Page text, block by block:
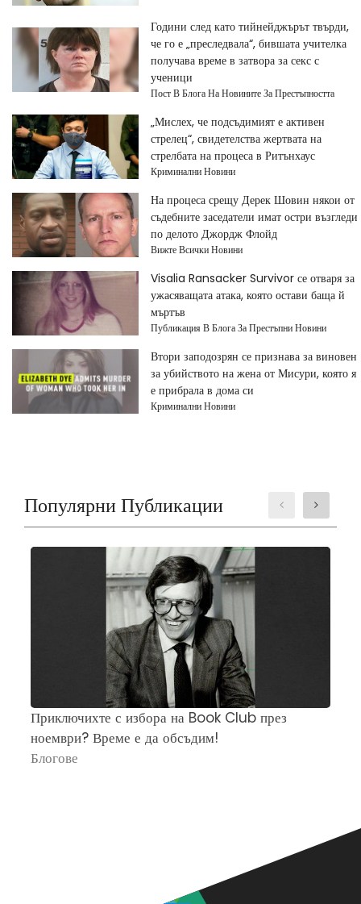
Години след като тийнейджърът твърди,
че го е „преследвала“, бившата учителка
получава време в затвора за секс с
ученици
Пост В Блога На Новините За Престъпността
„Мислех, че подсъдимият е активен
стрелец“, свидетелства жертвата на
стрелбата на процеса в Ритънхаус
Криминални Новини
На процеса срещу Дерек Шовин някои от
съдебните заседатели имат остри възгледи
по делото Джордж Флойд
Вижте Всички Новини
Visalia Ransacker Survivor се отваря за
ужасяващата атака, която остави баща й
мъртъв
Публикация В Блога За Престъпни Новини
Втори заподозрян се признава за виновен
за убийството на жена от Мисури, която я
е прибрала в дома си
Криминални Новини
Популярни Публикации
Приключихте с избора на Book Club през
ноември? Време е да обсъдим!
Блогове